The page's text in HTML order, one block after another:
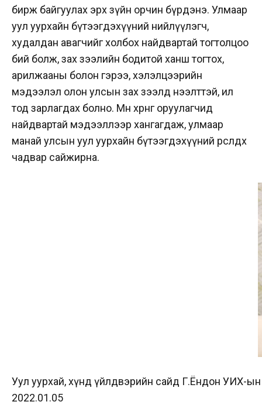
бирж байгуулах эрх зүйн орчин бүрдэнэ. Улмаар
уул уурхайн бүтээгдэхүүний нийлүүлэгч,
худалдан авагчийг холбох найдвартай тогтолцоо
бий болж, зах зээлийн бодитой ханш тогтох,
арилжааны болон гэрээ, хэлэлцээрийн
мэдээлэл олон улсын зах зээлд нээлттэй, ил
тод зарлагдах болно. Мөн хөрөнгө оруулагчид
найдвартай мэдээллээр хангагдаж, улмаар
манай улсын уул уурхайн бүтээгдэхүүний өрсөлдөх
чадвар сайжирна.
Уул уурхай, хүнд үйлдвэрийн сайд Г.Ёндон УИХ-ын
2022.01.05